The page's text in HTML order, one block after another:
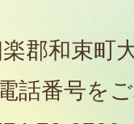
郡和束町
話番号を